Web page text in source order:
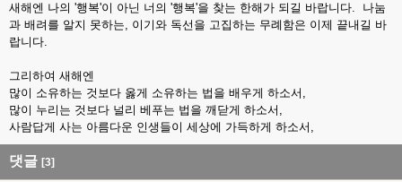
새해엔 나의 '행복'이 아닌 너의 '행복'을 찾는 한해가 되길 바랍니다. 나눔
과 배려를 알지 못하는, 이기와 독선을 고집하는 무례함은 이제 끝내길 바
랍니다.
그리하여 새해엔
많이 소유하는 것보다 옳게 소유하는 법을 배우게 하소서,
많이 누리는 것보다 널리 베푸는 법을 깨닫게 하소서,
사람답게 사는 아름다운 인생들이 세상에 가득하게 하소서,
댓글 [3]